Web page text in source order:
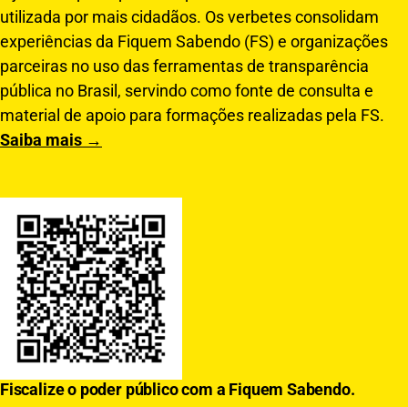
utilizada por mais cidadãos. Os verbetes consolidam
experiências da Fiquem Sabendo (FS) e organizações
parceiras no uso das ferramentas de transparência
pública no Brasil, servindo como fonte de consulta e
material de apoio para formações realizadas pela FS.
Saiba mais →
Fiscalize o poder público com a Fiquem Sabendo.